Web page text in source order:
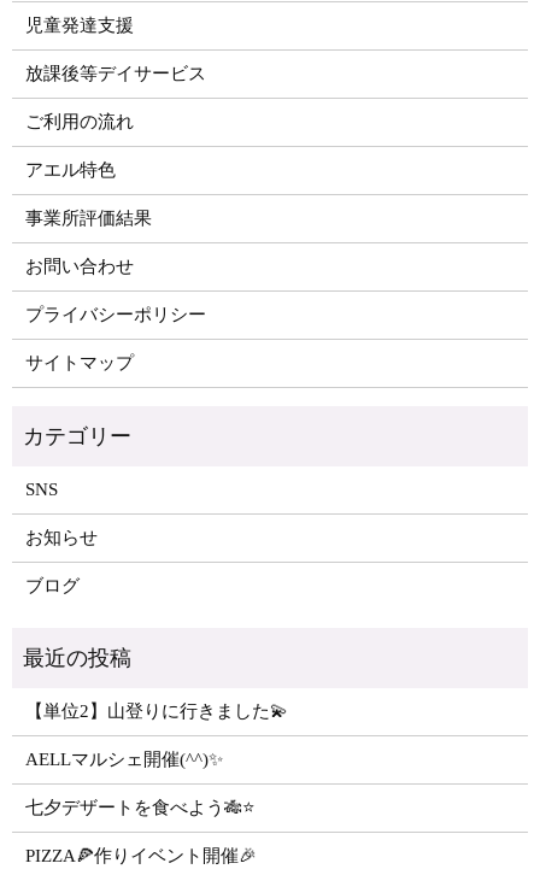
児童発達支援
放課後等デイサービス
ご利用の流れ
アエル特色
事業所評価結果
お問い合わせ
プライバシーポリシー
サイトマップ
SNS
お知らせ
ブログ
【単位2】山登りに行きました💫
AELLマルシェ開催(^^)✨
七夕デザートを食べよう🎋⭐️
PIZZA🍕作りイベント開催🎉